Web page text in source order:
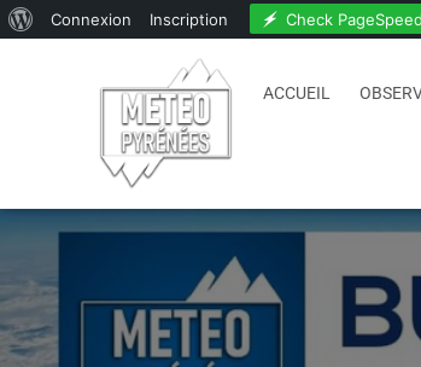
Connexion Inscription Check
ACCUEIL